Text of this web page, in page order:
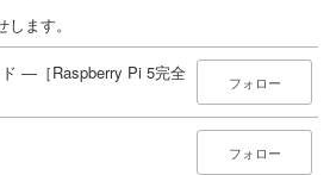
ます。
―［Raspberry Pi 5完全
フォロー
フォロー